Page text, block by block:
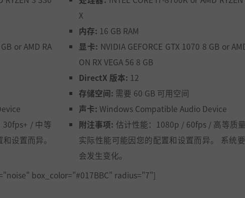
or AMD RA
/ 中等
设置而异。
X
内存: 16 GB RAM
显卡: NVIDIA GEFORCE GTX 1070 8 GB or
ON RX VEGA 56 8 GB
DirectX 版本: 12
存储空间: 需要 60 GB 可用空间
声卡: Windows Compatible Audio Device
附注事项: 估计性能：1080p / 60fps / 高等质量
实际性能可能因您的配置和设置而异。 系统
会发生变化。
box_color="#017BBC" radius="7"]